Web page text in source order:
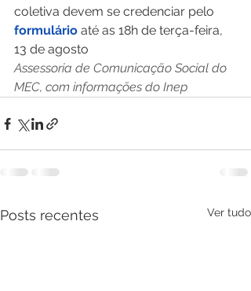
coletiva devem se credenciar pelo
formulário até as 18h de terça-feira,
13 de agosto
Assessoria de Comunicação Social do
MEC, com informações do Inep
Posts recentes Ver tudo